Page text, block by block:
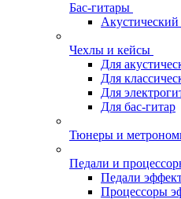
Бас-гитары
Акустический
Чехлы и кейсы
Для
Для
Для
Для бас-гитар
Тюнеры и
Педали и
Педали
Процессоры